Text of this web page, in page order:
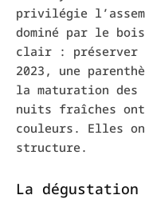
privilégie
dominé par le
clair : préserver
2023, une
la maturation
nuits fraîches
couleurs. Elles
structure.
La dégustation